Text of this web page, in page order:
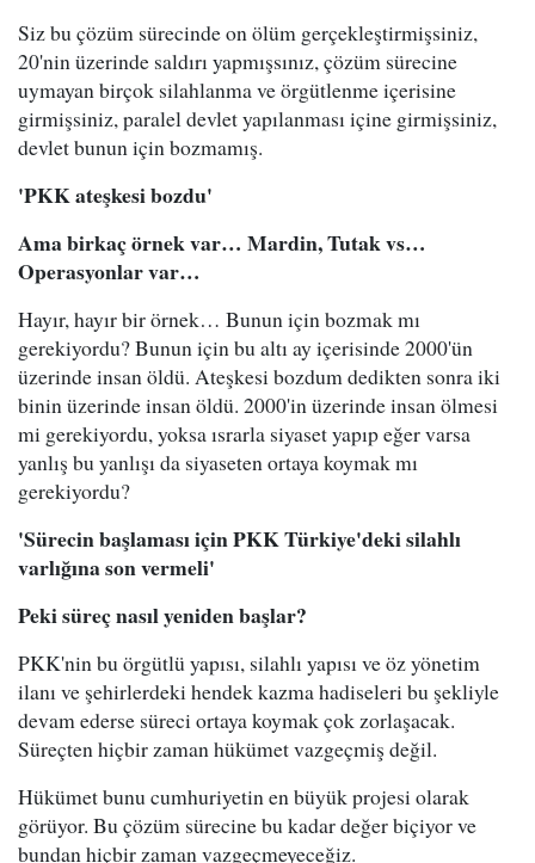
Siz bu çözüm sürecinde on ölüm gerçekleştirmişsiniz,
20'nin üzerinde saldırı yapmışsınız, çözüm sürecine
uymayan birçok silahlanma ve örgütlenme içerisine
girmişsiniz, paralel devlet yapılanması içine girmişsiniz,
devlet bunun için bozmamış.
'PKK ateşkesi bozdu'
Ama birkaç örnek var… Mardin, Tutak vs…
Operasyonlar var…
Hayır, hayır bir örnek… Bunun için bozmak mı
gerekiyordu? Bunun için bu altı ay içerisinde 2000'ün
üzerinde insan öldü. Ateşkesi bozdum dedikten sonra iki
binin üzerinde insan öldü. 2000'in üzerinde insan ölmesi
mi gerekiyordu, yoksa ısrarla siyaset yapıp eğer varsa
yanlış bu yanlışı da siyaseten ortaya koymak mı
gerekiyordu?
'Sürecin başlaması için PKK Türkiye'deki silahlı
varlığına son vermeli'
Peki süreç nasıl yeniden başlar?
PKK'nin bu örgütlü yapısı, silahlı yapısı ve öz yönetim
ilanı ve şehirlerdeki hendek kazma hadiseleri bu şekliyle
devam ederse süreci ortaya koymak çok zorlaşacak.
Süreçten hiçbir zaman hükümet vazgeçmiş değil.
Hükümet bunu cumhuriyetin en büyük projesi olarak
görüyor. Bu çözüm sürecine bu kadar değer biçiyor ve
bundan hiçbir zaman vazgeçmeyeceğiz.